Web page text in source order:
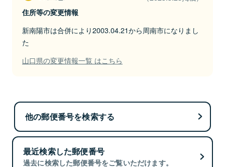
住所等の変更情報
新南陽市は合併により2003.04.21から周南市になりまし
た
山口県の変更情報一覧 はこちら
他の郵便番号を検索する
最近検索した郵便番号
過去に検索した郵便番号をご覧いただけます。